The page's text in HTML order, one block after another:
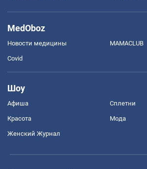
MedOboz
Новости медицины MAMACLUB
Covid
Шоу
Афиша Сплетни
Красота Мода
Женский Журнал